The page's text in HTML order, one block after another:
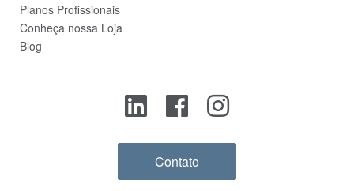
Planos Profissionais
Conheça nossa Loja
Blog
Contato